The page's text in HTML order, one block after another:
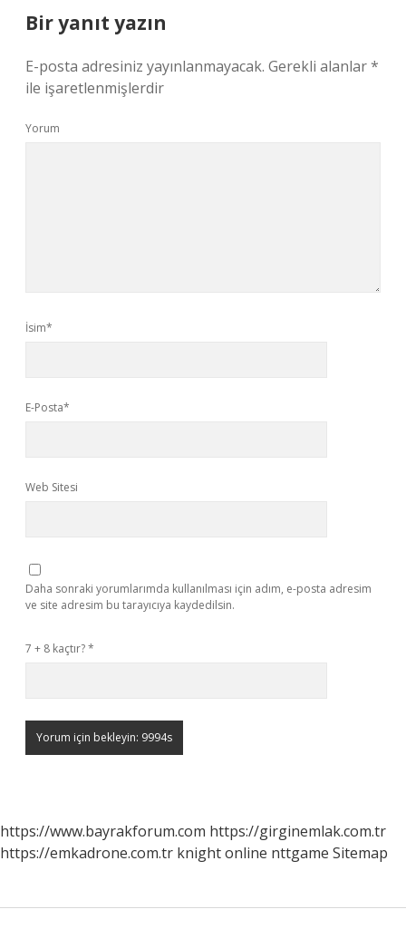
Bir yanıt yazın
E-posta adresiniz yayınlanmayacak. Gerekli alanlar*
ile işaretlenmişlerdir
Yorum
İsim*
E-Posta*
Web Sitesi
Daha sonraki yorumlarımda kullanılması için adım, e-posta adresim
ve site adresim bu tarayıcıya kaydedilsin.
7 + 8 kaçtır?*
https://www.bayrakforum.com https://girginemlak.com.tr
https://emkadrone.com.tr knight online nttgame Sitemap